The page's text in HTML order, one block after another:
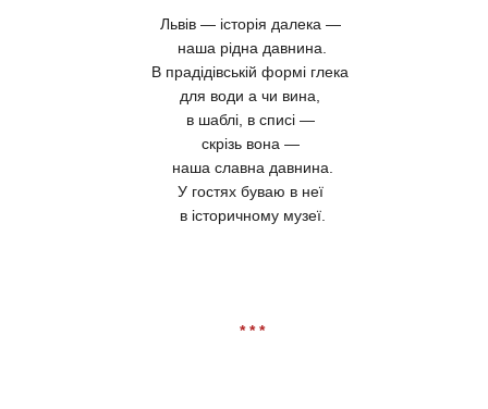
Львів — історія далека —
наша рідна давнина.
В прадідівській формі глека
для води а чи вина,
в шаблі, в списі —
скрізь вона —
наша славна давнина.
У гостях буваю в неї
в історичному музеї.
* * *